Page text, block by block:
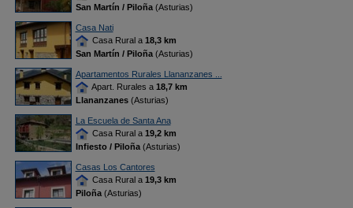
San Martín / Piloña(Asturias)
Casa Nati
Casa Rural a 18,3 km
San Martín / Piloña(Asturias)
Apartamentos Rurales Llananzanes ...
Apart. Rurales a 18,7 km
Llananzanes(Asturias)
La Escuela de Santa Ana
Casa Rural a 19,2 km
Infiesto / Piloña(Asturias)
Casas Los Cantores
Casa Rural a 19,3 km
Piloña(Asturias)